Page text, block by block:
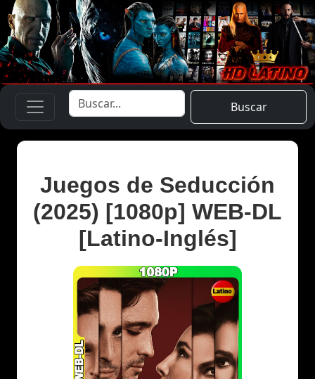
Buscar
Juegos de Seducción
(2025) [1080p] WEB-DL
[Latino-Inglés]